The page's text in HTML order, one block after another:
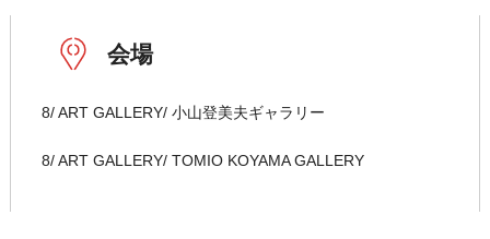
会場
8/ ART GALLERY/ 小山登美夫ギャラリー
8/ ART GALLERY/ TOMIO KOYAMA GALLERY